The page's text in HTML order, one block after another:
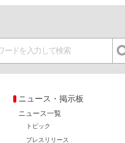
ニュース・掲示板
ニュース一覧
トピック
プレスリリース